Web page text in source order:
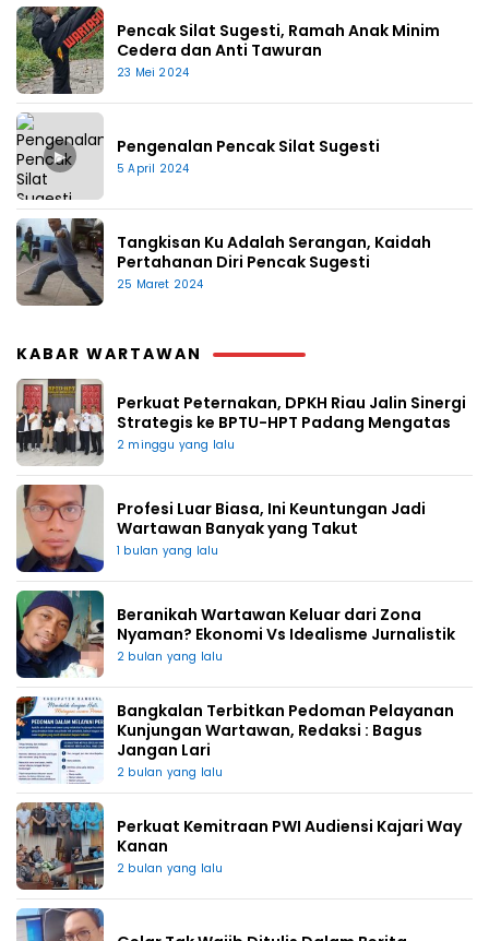
Pencak Silat Sugesti, Ramah Anak Minim
Cedera dan Anti Tawuran
23 Mei 2024
▶ Pengenalan Pencak Silat Sugesti
5 April 2024
Tangkisan Ku Adalah Serangan, Kaidah
Pertahanan Diri Pencak Sugesti
25 Maret 2024
KABAR WARTAWAN
Perkuat Peternakan, DPKH Riau Jalin Sinergi
Strategis ke BPTU-HPT Padang Mengatas
2 minggu yang lalu
Profesi Luar Biasa, Ini Keuntungan Jadi
Wartawan Banyak yang Takut
1 bulan yang lalu
Beranikah Wartawan Keluar dari Zona
Nyaman? Ekonomi Vs Idealisme Jurnalistik
2 bulan yang lalu
Bangkalan Terbitkan Pedoman Pelayanan
Kunjungan Wartawan, Redaksi : Bagus
Jangan Lari
2 bulan yang lalu
Perkuat Kemitraan PWI Audiensi Kajari Way
Kanan
2 bulan yang lalu